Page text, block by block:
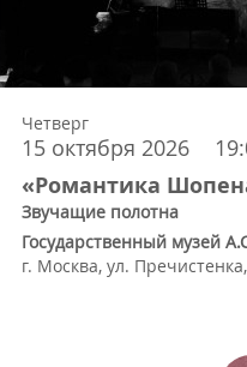
Четверг
15 октября 2026
«Романтика
Звучащие полотна
Государственный музей
г. Москва, ул.